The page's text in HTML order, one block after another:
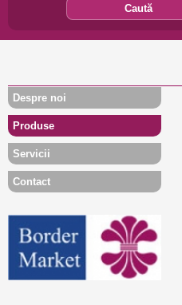
Caută
Despre noi
Produse
Servicii
Contact